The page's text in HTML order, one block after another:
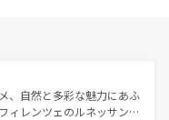
、自然と多彩な魅力にあふ
ィレンツェのルネッサンス